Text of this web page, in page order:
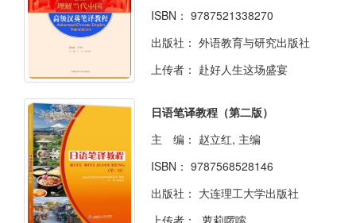
ISBN： 9787521338270
出版社： 外语教育与研究出版社
上传者： 赴好人生这场盛宴
日语笔译教程（第二版）
主 编： 赵立红, 主编
ISBN： 9787568528146
出版社： 大连理工大学出版社